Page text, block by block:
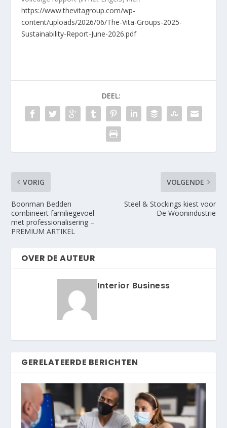
https://www.thevitagroup.com/wp-
content/uploads/2026/06/The-Vita-Groups-2025-
Sustainability-Report-June-2026.pdf
DEEL:
VORIG
Boonman Bedden
combineert familiegevoel
met professionalisering –
PREMIUM ARTIKEL
VOLGENDE
Steel & Stockings kiest voor
De Woonindustrie
OVER DE AUTEUR
Interior Business
GERELATEERDE BERICHTEN